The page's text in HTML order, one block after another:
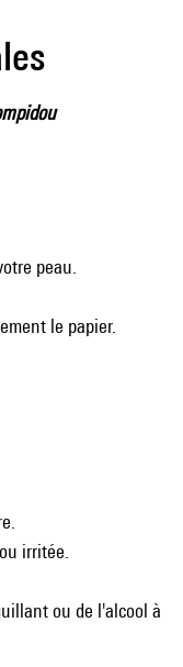
peau.
le papier.
irritée.
ou de l'alcool à